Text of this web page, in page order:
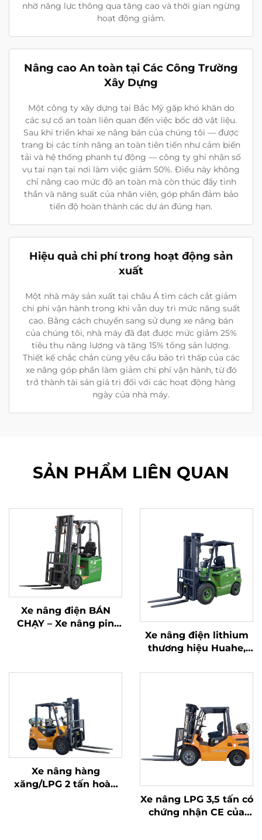
nhờ năng lực thông qua tăng cao và thời gian ngừng
hoạt động giảm.
Nâng cao An toàn tại Các Công Trường
Xây Dựng
Một công ty xây dựng tại Bắc Mỹ gặp khó khăn do
các sự cố an toàn liên quan đến việc bốc dỡ vật liệu.
Sau khi triển khai xe nâng bán của chúng tôi — được
trang bị các tính năng an toàn tiên tiến như cảm biến
tải và hệ thống phanh tự động — công ty ghi nhận số
vụ tai nạn tại nơi làm việc giảm 50%. Điều này không
chỉ nâng cao mức độ an toàn mà còn thúc đẩy tinh
thần và năng suất của nhân viên, góp phần đảm bảo
tiến độ hoàn thành các dự án đúng hạn.
Hiệu quả chi phí trong hoạt động sản
xuất
Một nhà máy sản xuất tại châu Á tìm cách cắt giảm
chi phí vận hành trong khi vẫn duy trì mức năng suất
cao. Bằng cách chuyển sang sử dụng xe nâng bán
của chúng tôi, nhà máy đã đạt được mức giảm 25%
tiêu thụ năng lượng và tăng 15% tổng sản lượng.
Thiết kế chắc chắn cùng yêu cầu bảo trì thấp của các
xe nâng góp phần làm giảm chi phí vận hành, từ đó
trở thành tài sản giá trị đối với các hoạt động hàng
ngày của nhà máy.
SẢN PHẨM LIÊN QUAN
Xe nâng điện BÁN
CHẠY – Xe nâng pin
Xe nâng điện lithium
thương hiệu Huahe,
nhất; Xe nâng pin 2,5
Xe nâng hàng
xăng/LPG 2 tấn hoàn
Xe nâng LPG 3,5 tấn có
chứng nhận CE của